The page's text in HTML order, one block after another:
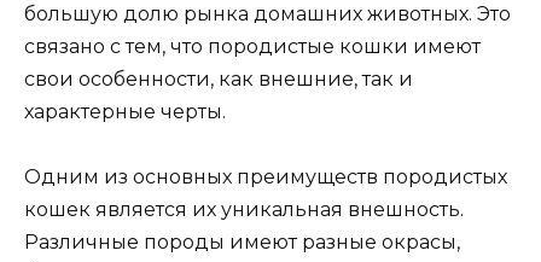
большую долю рынка домашних животных. Это
связано с тем, что породистые кошки имеют
свои особенности, как внешние, так и
характерные черты.
Одним из основных преимуществ породистых
кошек является их уникальная внешность.
Различные породы имеют разные окрасы,